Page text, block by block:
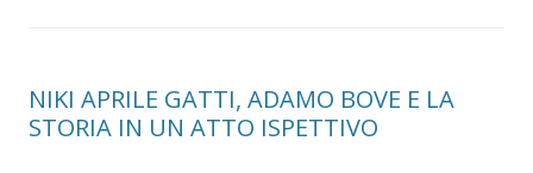
NIKI APRILE GATTI, ADAMO BOVE E LA
STORIA IN UN ATTO ISPETTIVO